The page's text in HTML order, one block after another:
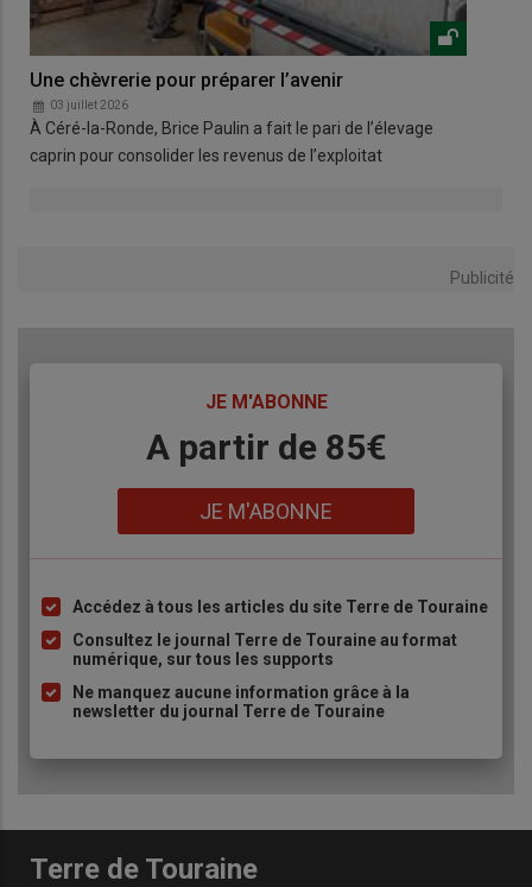
Une chèvrerie pour préparer l’avenir
03 juillet 2026
À Céré-la-Ronde, Brice Paulin a fait le pari de l’élevage
caprin pour consolider les revenus de l’exploitat
Publicité
JE M'ABONNE
A partir de 85€
JE M'ABONNE
Liste
à
puce
Accédez à tous les articles du site Terre de Touraine
Consultez le journal Terre de Touraine au format
numérique, sur tous les supports
Ne manquez aucune information grâce à la
newsletter du journal Terre de Touraine
Terre de Touraine